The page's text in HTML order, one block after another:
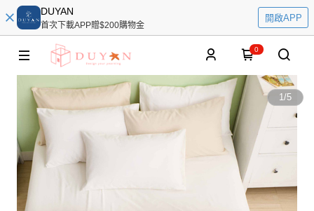
DUYAN
首次下載APP贈$200購物金
開啟APP
0
1/5